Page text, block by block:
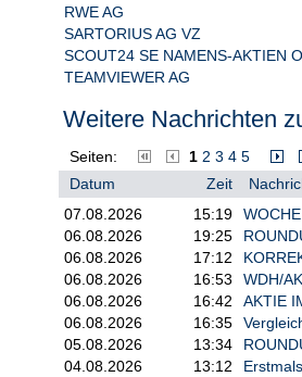
RWE AG
SARTORIUS AG VZ
SCOUT24 SE NAMENS-AKTIEN
TEAMVIEWER AG
Weitere Nachrichten
Seiten: 1 2 3 4 5
Datum
Zeit
07.08.2026
15:19
06.08.2026
19:25
06.08.2026
17:12
06.08.2026
16:53
WDH/
06.08.2026
16:42
AKTIE
06.08.2026
16:35
05.08.2026
13:34
04.08.2026
13:12